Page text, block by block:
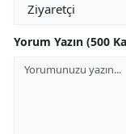
Yorum Yazın (500